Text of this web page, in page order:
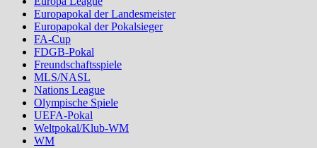
Europapokal der Landesmeister
Europapokal der Pokalsieger
FA-Cup
FDGB-Pokal
Freundschaftsspiele
MLS/NASL
Nations League
Olympische Spiele
UEFA-Pokal
Weltpokal/Klub-WM
WM